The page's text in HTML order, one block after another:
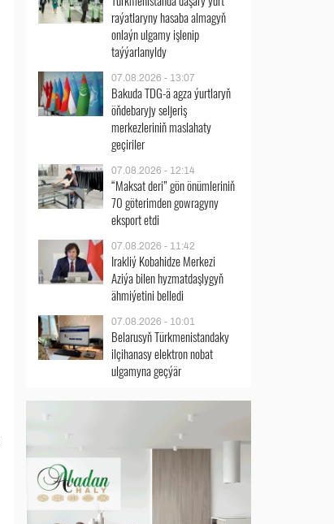
raýatlaryny hasaba almagyň
onlaýn ulgamy işlenip
taýýarlanyldy
07.08.2026 - 13:07
Bakuda TDG-ä agza ýurtlaryň
öňdebaryjy seljeriş
merkezleriniň maslahaty
geçiriler
07.08.2026 - 12:14
“Maksat deri” gön önümleriniň
70 göterimden gowragyny
eksport etdi
07.08.2026 - 11:42
Irakliý Kobahidze Merkezi
Aziýa bilen hyzmatdaşlygyň
ähmiýetini belledi
07.08.2026 - 10:01
Belarusyň Türkmenistandaky
ilçihanasy elektron nobat
ulgamyna geçýär